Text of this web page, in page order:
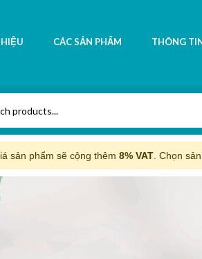
CÁC SẢN PHẨM THÔNG
sản phẩm sẽ cộng thêm8% VAT. Chọn